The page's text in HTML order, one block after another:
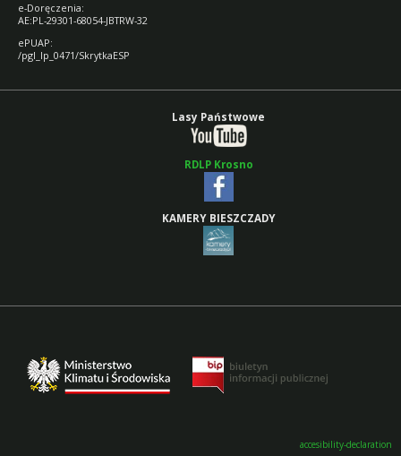
e-Doręczenia:
AE:PL-29301-68054-JBTRW-32
ePUAP:
/pgl_lp_0471/SkrytkaESP
Lasy Państwowe
RDLP Krosno
KAMERY BIESZCZADY
accesibility-declaration